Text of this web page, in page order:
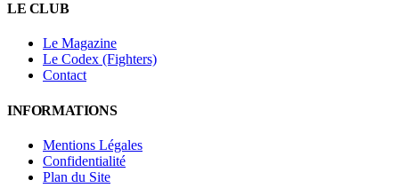
LE CLUB
Le Magazine
Le Codex (Fighters)
Contact
INFORMATIONS
Mentions Légales
Confidentialité
Plan du Site